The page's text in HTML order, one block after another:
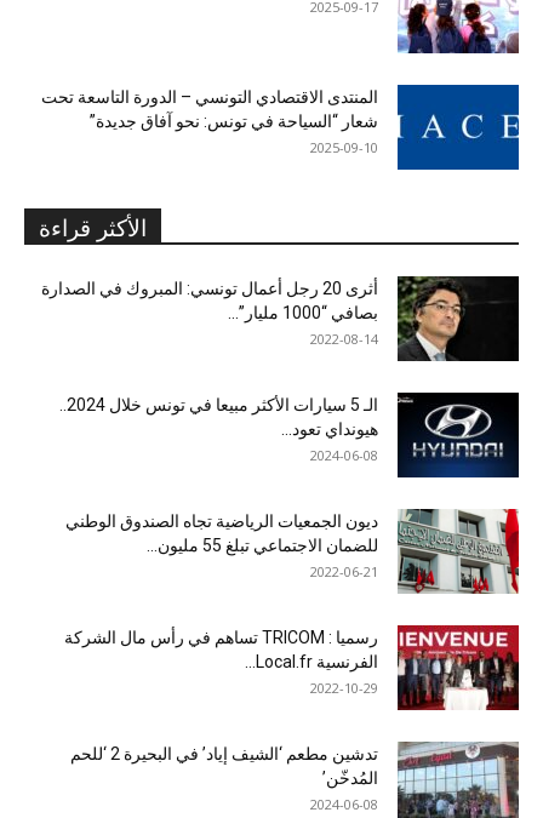
2025-09-17
المنتدى الاقتصادي التونسي – الدورة التاسعة تحت
شعار “السياحة في تونس: نحو آفاق جديدة”
2025-09-10
الأكثر قراءة
أثرى 20 رجل أعمال تونسي: المبروك في الصدارة
بصافي “1000 مليار”...
2022-08-14
هيونداي تعود...
2024-06-08
ديون الجمعيات الرياضية تجاه الصندوق الوطني
للضمان الاجتماعي تبلغ 55 مليون...
2022-06-21
رسميا : TRICOM تساهم في رأس مال الشركة
الفرنسية Local.fr...
2022-10-29
تدشين مطعم ‘الشيف إياد’ في البحيرة 2 ‘للحم
المُدخّن’
2024-06-08